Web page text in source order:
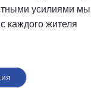
усилиями мы
каждого жителя